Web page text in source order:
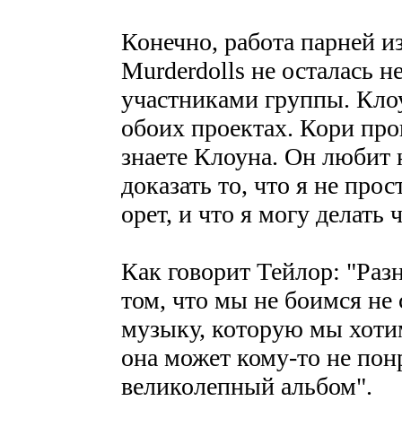
Конечно, работа парней
Murderdolls не осталась
участниками группы.
обоих проектах. Кори
знаете Клоуна. Он любит
доказать то, что я не
орет, и что я могу
Как говорит Тейлор:
том, что мы не боимся
музыку, которую мы
она может кому-то не
великолепный альбом".